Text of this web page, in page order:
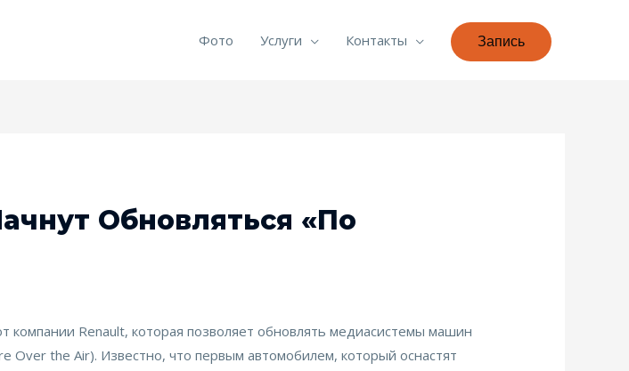
Фото Услуги Контакты Запись
Обновляться «по
компании Renault, которая позволяет обновлять медиасистемы машин
Over the Air). Известно, что первым автомобилем, который оснастят